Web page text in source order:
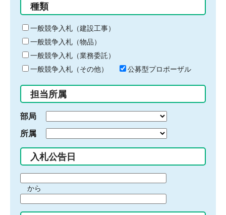
る
キ
ー
ワ
ー
ド
入
力
種類
一般競争入札（建設工事）
一般競争入札（物品）
一般競争入札（業務委託）
一般競争入札（その他）
公募型プロポーザル
担当所属
部局
所属
入札公告日
間
始
から
間